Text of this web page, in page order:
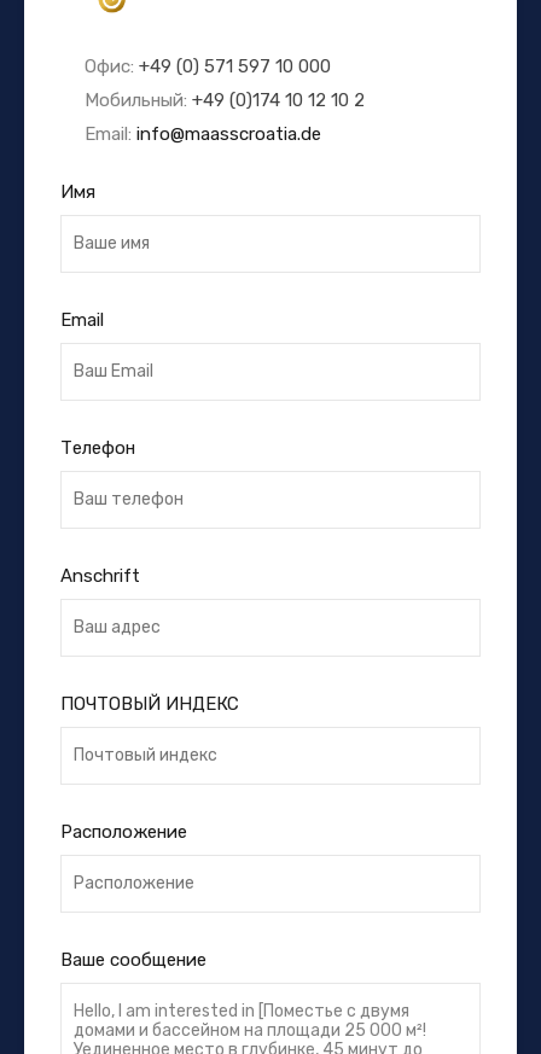
Офис: +49 (0) 571 597 10 000
Мобильный: +49 (0)174 10 12 10 2
Email: info@maasscroatia.de
Имя
Email
Телефон
Anschrift
ПОЧТОВЫЙ ИНДЕКС
Расположение
Ваше сообщение